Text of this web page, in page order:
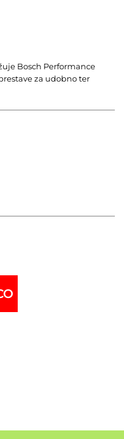
Bosch Performance
za udobno ter